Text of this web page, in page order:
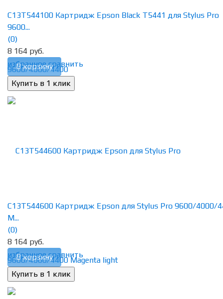
избранное сравнить
C13T544100 Картридж Epson Black T5441 для Stylus Pro
9600...
(0)
8 164 руб.
В корзину
избранное сравнить
C13T544600 Картридж Epson для Stylus Pro 9600/4000/
M...
(0)
8 164 руб.
В корзину